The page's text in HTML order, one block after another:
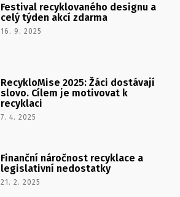
Festival recyklovaného designu a
celý týden akcí zdarma
16. 9. 2025
RecykloMise 2025: Žáci dostávají
slovo. Cílem je motivovat k
recyklaci
7. 4. 2025
Finanční náročnost recyklace a
legislativní nedostatky
21. 2. 2025